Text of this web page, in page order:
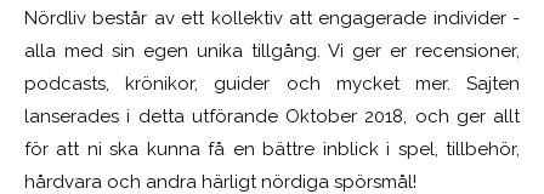
Nördliv består av ett kollektiv att engagerade individer -
alla med sin egen unika tillgång. Vi ger er recensioner,
podcasts, krönikor, guider och mycket mer. Sajten
lanserades i detta utförande Oktober 2018, och ger allt
för att ni ska kunna få en bättre inblick i spel, tillbehör,
hårdvara och andra härligt nördiga spörsmål!